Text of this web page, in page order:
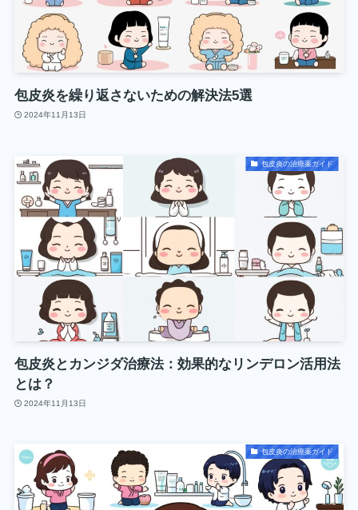
包皮炎を繰り返さないための解決法5選
2024年11月13日
包皮炎の治療薬ガイド
包皮炎とカンジダ治療法：効果的なリンデロン活用法
とは？
2024年11月13日
包皮炎の治療薬ガイド